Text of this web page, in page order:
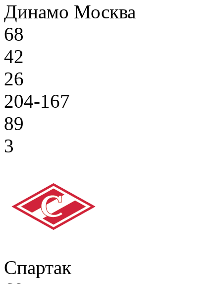
Динамо Москва
68
42
26
204-167
89
3
Спартак